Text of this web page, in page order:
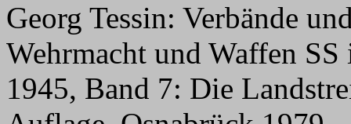
Georg Tessin: Verbände
Wehrmacht und Waffen
1945, Band 7: Die